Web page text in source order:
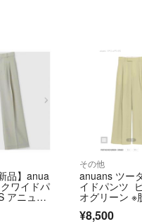
品】anua
ワイドパ
アニュア
その他
anuans ツー
イドパンツ
オグリーン ※
あり
¥8,500